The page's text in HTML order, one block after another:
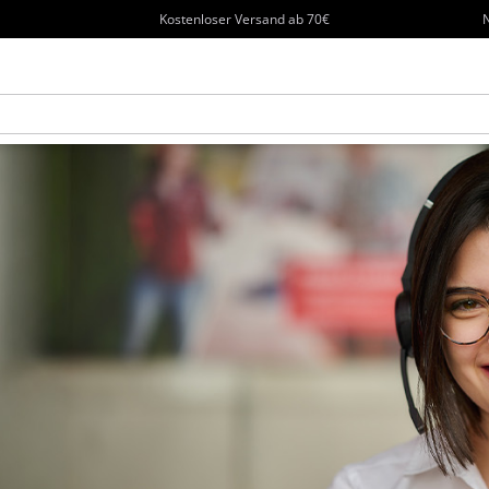
Kostenloser Versand ab 70€